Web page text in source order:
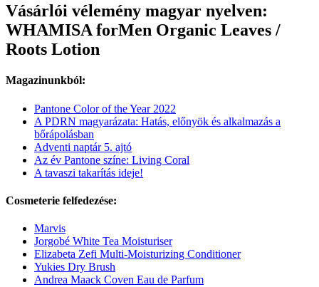
Vásárlói vélemény magyar nyelven:
WHAMISA forMen Organic Leaves /
Roots Lotion
Magazinunkból:
Pantone Color of the Year 2022
A PDRN magyarázata: Hatás, előnyök és alkalmazás a
bőrápolásban
Adventi naptár 5. ajtó
Az év Pantone színe: Living Coral
A tavaszi takarítás ideje!
Cosmeterie felfedezése:
Marvis
Jorgobé White Tea Moisturiser
Elizabeta Zefi Multi-Moisturizing Conditioner
Yukies Dry Brush
Andrea Maack Coven Eau de Parfum